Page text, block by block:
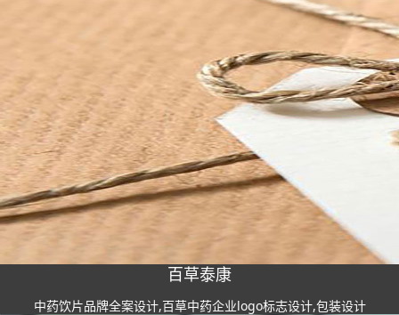
百草泰康
中药饮片品牌全案设计,百草中药企业logo标志设计,包装设计